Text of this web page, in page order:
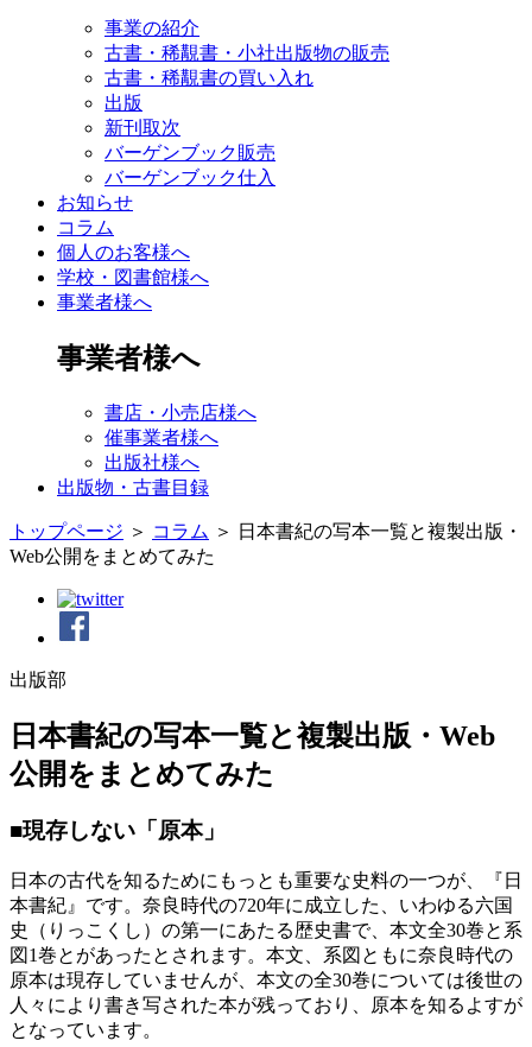
事業の紹介
古書・稀覯書・小社出版物の販売
古書・稀覯書の買い入れ
出版
新刊取次
バーゲンブック販売
バーゲンブック仕入
お知らせ
コラム
個人のお客様へ
学校・図書館様へ
事業者様へ
事業者様へ
書店・小売店様へ
催事業者様へ
出版社様へ
出版物・古書目録
トップページ ＞ コラム ＞
日本書紀の写本一覧と複製出版・
Web公開をまとめてみた
出版部
日本書紀の写本一覧と複製出版・Web
公開をまとめてみた
■現存しない「原本」
日本の古代を知るためにもっとも重要な史料の一つが、『日
本書紀』です。奈良時代の720年に成立した、いわゆる六国
史（りっこくし）の第一にあたる歴史書で、本文全30巻と系
図1巻とがあったとされます。本文、系図ともに奈良時代の
原本は現存していませんが、本文の全30巻については後世の
人々により書き写された本が残っており、原本を知るよすが
となっています。